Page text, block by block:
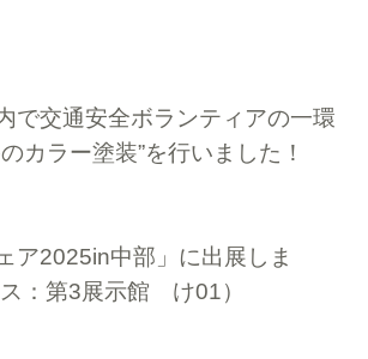
で交通安全ボランティアの一環
カラー塗装”を行いました！
ア2025in中部」に出展しま
：第3展示館 け01）